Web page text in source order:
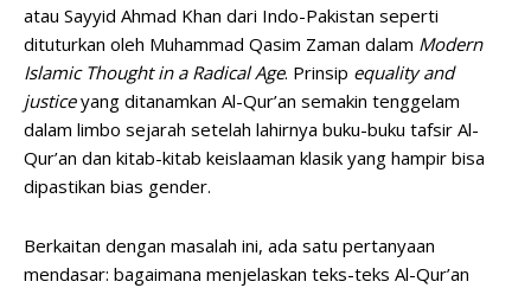
atau Sayyid Ahmad Khan dari Indo-Pakistan seperti
dituturkan oleh Muhammad Qasim Zaman dalam Modern
Islamic Thought in a Radical Age. Prinsip equalityand
justiceyang ditanamkan Al-Qur’an semakin tenggelam
dalam limbo sejarah setelah lahirnya buku-buku tafsir Al-
Qur’an dan kitab-kitab keislaaman klasik yang hampir bisa
dipastikan bias gender.
Berkaitan dengan masalah ini, ada satu pertanyaan
mendasar: bagaimana menjelaskan teks-teks Al-Qur’an